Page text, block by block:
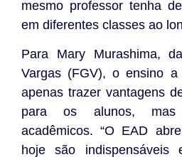
mesmo professor tenha
em diferentes classes ao
Para Mary Murashima,
Vargas (FGV), o ensino
apenas trazer vantagens
para os alunos, mas
acadêmicos. “O EAD
hoje são